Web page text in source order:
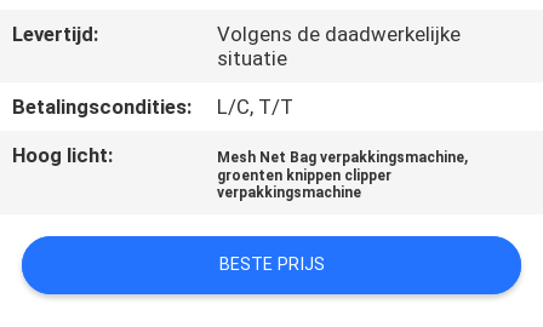
KWALITEITSCONTROLE
NEEM
CONTACT
ONS
OP
Levertijd:
Volgens de daadwerkelijke
situatie
Betalingscondities:
L/C, T/T
Hoog licht:
Mesh Net Bag verpakkingsmachine,
groenten knippen clipper
verpakkingsmachine
BESTE PRIJS